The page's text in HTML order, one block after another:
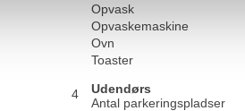
4
Opvask
Opvaskemaskine
Ovn
Toaster
Udendørs
Antal parkeringspladser